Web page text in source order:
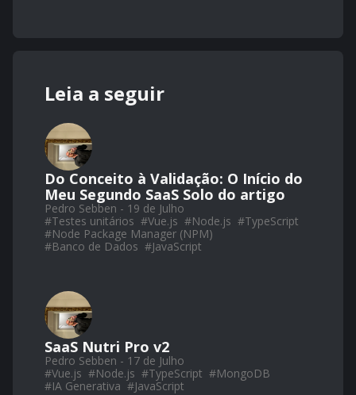
Leia a seguir
Do Conceito à Validação: O Início do
Meu Segundo SaaS Solo do artigo
Pedro Sebben - 19 de Julho
#Testes unitários #Vue.js #Node.js #TypeScript
#Node Package Manager (NPM)
#Banco de Dados #JavaScript
SaaS Nutri Pro v2
Pedro Sebben - 17 de Julho
#Vue.js #Node.js #TypeScript #MongoDB
#IA Generativa #JavaScript